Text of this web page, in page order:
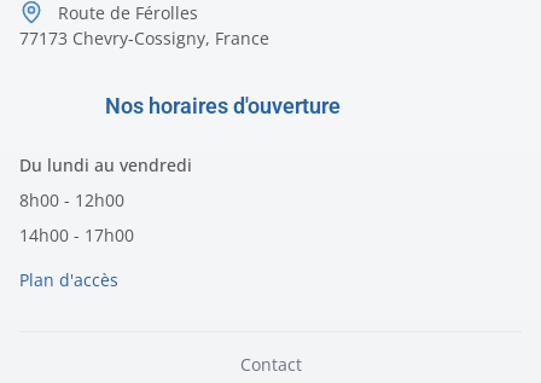
Route de Férolles
77173 Chevry-Cossigny, France
Nos horaires d'ouverture
Du lundi au vendredi
8h00 - 12h00
14h00 - 17h00
Plan d'accès
Contact